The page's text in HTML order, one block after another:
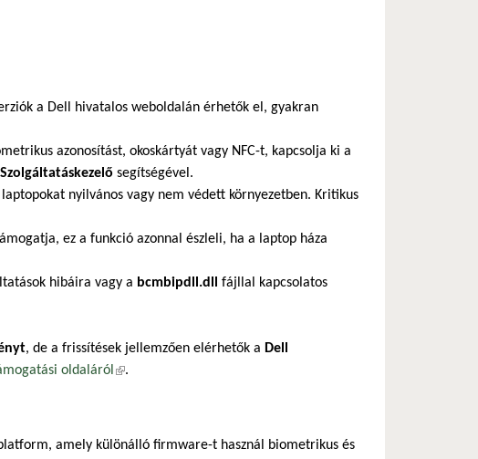
a Dell hivatalos weboldalán érhetők el, gyakran
azonosítást, okoskártyát vagy NFC-t, kapcsolja ki a
Szolgáltatáskezelő segítségével.
nyilvános vagy nem védett környezetben. Kritikus
ez a funkció azonnal észleli, ha a laptop háza
hibáira vagy a bcmbipdll.dll fájllal kapcsolatos
, de a frissítések jellemzően elérhetők a Dell
oldaláról(külső hivatkozás)
.
amely különálló firmware-t használ biometrikus és